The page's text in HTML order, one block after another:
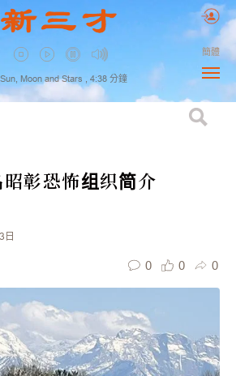
Sun, Moon and Stars , 4:38 分鐘
簡體
彰恐怖组织简介
日
0 0 0